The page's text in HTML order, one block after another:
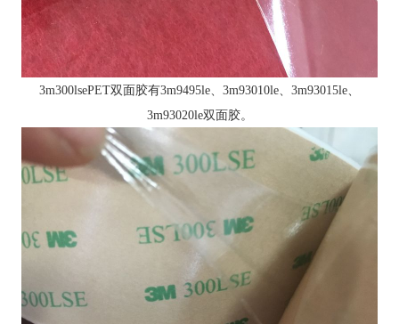
3m300lsePET双面胶有3m9495le、3m93010le、3m93015le、
3m93020le双面胶。